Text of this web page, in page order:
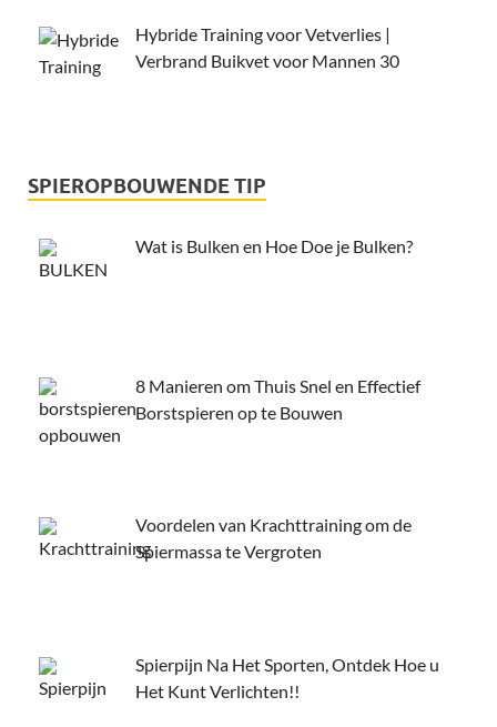
Hybride Training voor Vetverlies |
Verbrand Buikvet voor Mannen 30
SPIEROPBOUWENDE TIP
Wat is Bulken en Hoe Doe je Bulken?
8 Manieren om Thuis Snel en Effectief
Borstspieren op te Bouwen
Voordelen van Krachttraining om de
Spiermassa te Vergroten
Spierpijn Na Het Sporten, Ontdek Hoe u
Het Kunt Verlichten!!